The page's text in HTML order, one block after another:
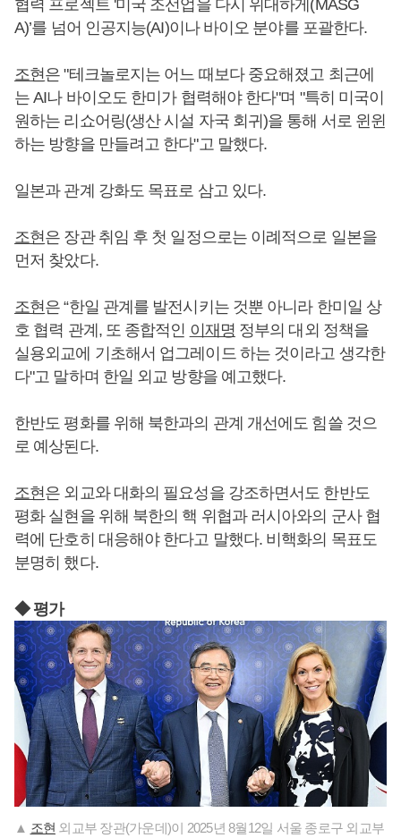
협력 프로젝트 '미국 조선업을 다시 위대하게(MASG
A)’를 넘어 인공지능(AI)이나 바이오 분야를 포괄한다.
조현은 "테크놀로지는 어느 때보다 중요해졌고 최근에
는 AI나 바이오도 한미가 협력해야 한다"며 "특히 미국이
원하는 리쇼어링(생산 시설 자국 회귀)을 통해 서로 윈윈
하는 방향을 만들려고 한다"고 말했다.
일본과 관계 강화도 목표로 삼고 있다.
조현은 장관 취임 후 첫 일정으로는 이례적으로 일본을
먼저 찾았다.
조현은 “한일 관계를 발전시키는 것뿐 아니라 한미일 상
호 협력 관계, 또 종합적인 이재명 정부의 대외 정책을
실용외교에 기초해서 업그레이드 하는 것이라고 생각한
다"고 말하며 한일 외교 방향을 예고했다.
한반도 평화를 위해 북한과의 관계 개선에도 힘쓸 것으
로 예상된다.
조현은 외교와 대화의 필요성을 강조하면서도 한반도
평화 실현을 위해 북한의 핵 위협과 러시아와의 군사 협
력에 단호히 대응해야 한다고 말했다. 비핵화의 목표도
분명히 했다.
◆ 평가
▲ 조현 외교부 장관(가운데)이 2025년 8월12일 서울 종로구 외교부